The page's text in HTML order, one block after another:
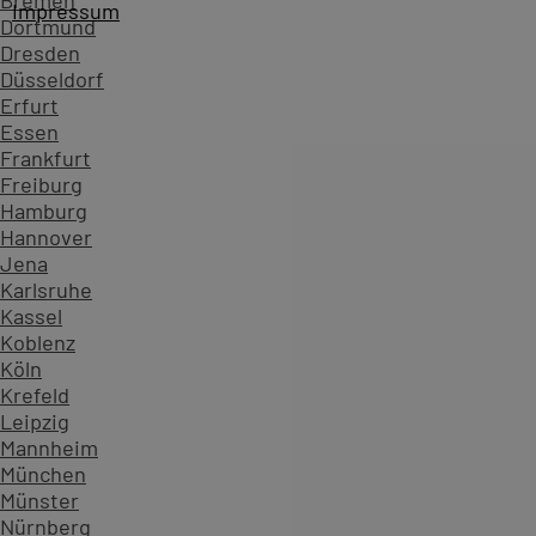
Dortmund
Dresden
Düsseldorf
Erfurt
Essen
Frankfurt
Freiburg
Hamburg
Hannover
Jena
Karlsruhe
Kassel
Koblenz
Köln
Krefeld
Leipzig
Mannheim
München
Münster
Nürnberg
Startseite
Zahlen, die Vertrauen schaffen - überzeugen Sie sich
234.593
Teilnehmende
904
Impressum